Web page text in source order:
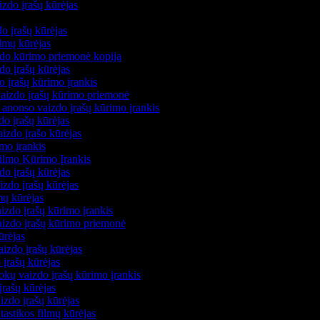
įrašų kūrėjas
įrašų kūrėjas
kūrėjas
kūrimo priemonė kopija
įrašų kūrėjas
įrašų kūrimo įrankis
įrašų kūrimo priemonė
anonso vaizdo įrašų kūrimo įrankis
įrašų kūrėjas
įrašo kūrėjas
įrankis
Kūrimo Įrankis
įrašų kūrėjas
įrašų kūrėjas
kūrėjas
įrašų kūrimo įrankis
įrašų kūrimo priemonė
įrašų kūrėjas
įrašų kūrėjas
vaizdo įrašų kūrimo įrankis
kūrėjas
įrašų kūrėjas
filmų kūrėjas